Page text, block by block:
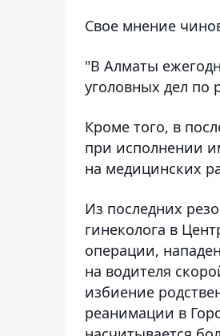
Свое мнение
"В Алматы
уголовных дел по
Кроме того, в
при исполнении
на медицинских
Из последних
гинеколога в
операции,
на водителя
избиение
реанимации в